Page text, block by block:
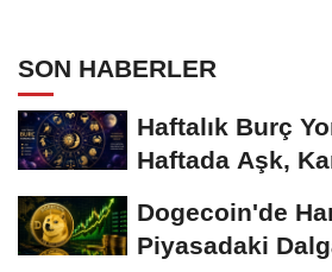
SON HABERLER
Haftalık Burç
Haftada Aşk,
Dogecoin'de
Piyasadaki